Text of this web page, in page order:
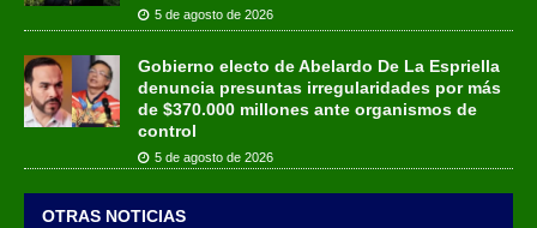
5 de agosto de 2026
Gobierno electo de Abelardo De La Espriella
denuncia presuntas irregularidades por más
de $370.000 millones ante organismos de
control
5 de agosto de 2026
OTRAS NOTICIAS